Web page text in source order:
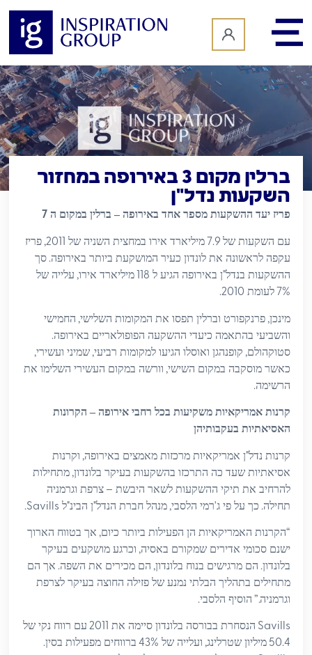
ברלין מקום 3 באירופה במחזור
השקעות נדל"ן
פריז יעד ההשקעות מספר אחד באירופה – ברלין במקום ה7
עם השקעות של7.9 מיליארד אירו במחצית השניה של 2011, פריז
עקפה לראשונה את לונדון כעיר המושקעת ביותר באירופה.סך
ההשקעות בנדל"ן באירופה הגיע ל 118 מיליארד אירו, עלייה של
7% לעומת 2010.
מינכן,פרנקפורט וברלין תפסו את המקומות השלישי, החמישי
והשביעי בהתאמה כיעדי ההשקעה הפופולאריים באירופה.
סטוקהולם, קופנהגן ואוסלו הגיעו למקומות רביעי,שמיני ועשירי,
כאשר מוסקבה במקום השישי, וורשה במקום העשירי השלימו את
הרשימה.
קרנות אמריקאיות משקיעות בכל רחבי אירופה – הקרונות
האסיאתיות בעקבותיהן
קרנות נדל"ן אמריקאיות מרכזות מאמצים באירופה, וקרנות
אסיאתיות שעד כה התרכזו בהשקעות בעיקר בלונדון,מתחילות
להרחיב את תיקי ההשקעות לשאר היבשת –צרפת וגרמניה
תחילה. כך על פי ג'רמי הלסבי,מנהל חברת הנדל"ן הבינ"ל Savills.
“הקרנות האמריקאיות הן הפעילות ביותר כיום, אך בטווח הארוך
ישנם סכומי אדירים שמקורם באסיה, וכרגע מושקעים בעיקר
בלונדון. הם מרגישים בנוח בלונדון, הם מכירים את השפה. אך הם
מתחילים בתהליך הבלתי נמנע של פזילה החוצה בעיקר לצרפת
וגרמניה.” הוסיף הלסבי.
Savills הנסחרת בבורסה בלונדון סיימה את 2011 עם רווח נקי של
50.4 מיליון שטרלינג, ועלייה של 43% ברווחים מפעילות בסין.